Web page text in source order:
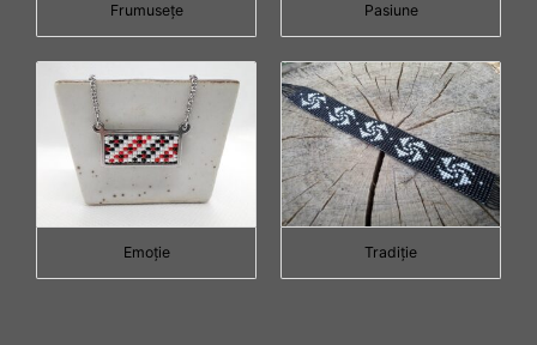
Frumuseţe Pasiune
Emoţie Tradiţie